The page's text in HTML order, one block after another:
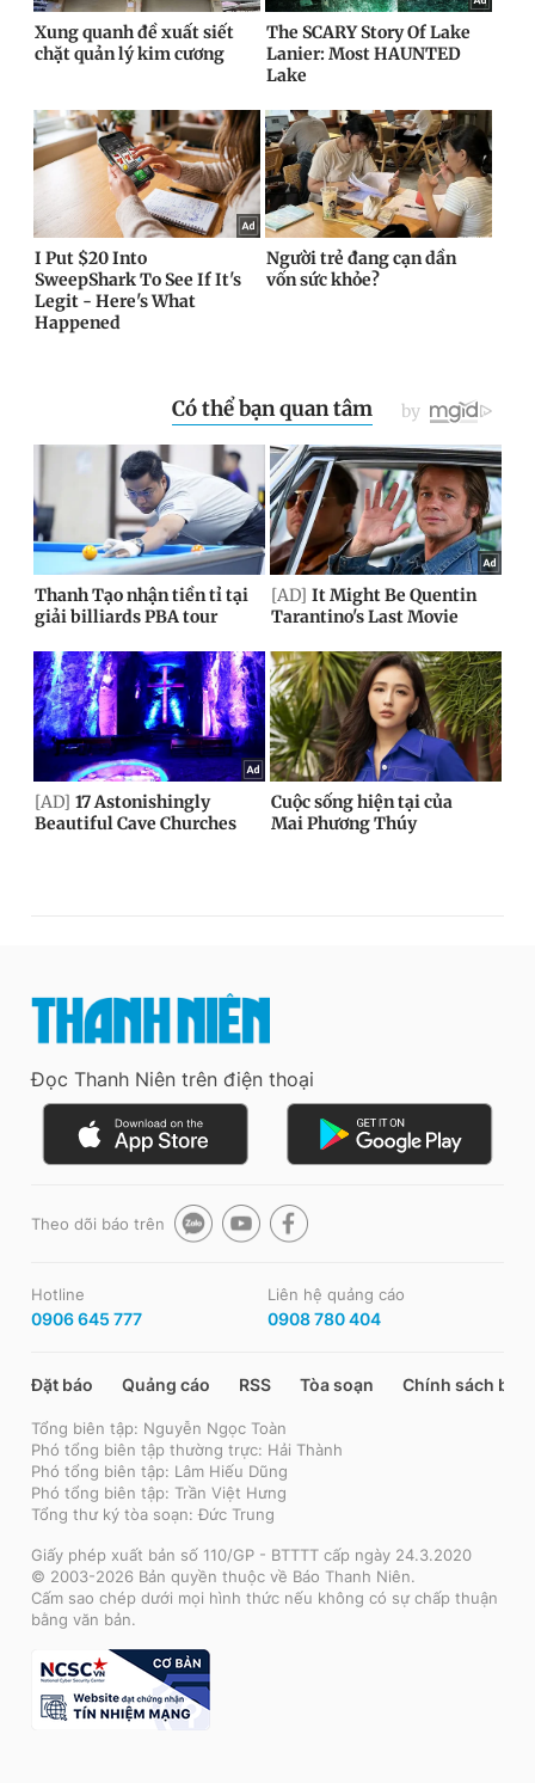
Đọc Thanh Niên trên điện thoại
Theo dõi báo trên
Hotline
0906 645 777
Liên hệ quảng cáo
0908 780 404
Đặt báo Quảng cáo RSS Tòa soạn Chính sách bảo
Tổng biên tập: Nguyễn Ngọc Toàn
Phó tổng biên tập thường trực: Hải Thành
Phó tổng biên tập: Lâm Hiếu Dũng
Phó tổng biên tập: Trần Việt Hưng
Tổng thư ký tòa soạn: Đức Trung
Giấy phép xuất bản số 110/GP - BTTTT cấp ngày 24.3.2020
© 2003-2026 Bản quyền thuộc về Báo Thanh Niên.
Cấm sao chép dưới mọi hình thức nếu không có sự chấp thuận
bằng văn bản.